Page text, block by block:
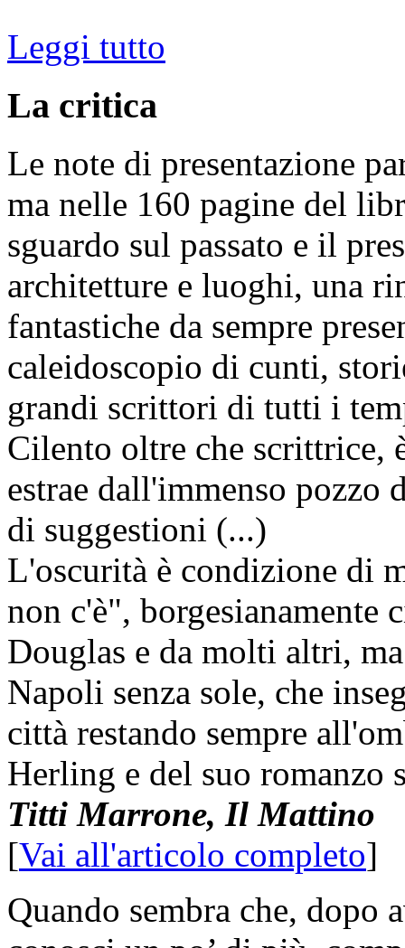
Leggi tutto
La critica
Le note di presentazione
ma nelle 160 pagine del
sguardo sul passato e il
architetture e luoghi, una
fantastiche da sempre
caleidoscopio di cunti,
grandi scrittori di tutti i
Cilento oltre che scrittrice,
estrae dall'immenso pozzo
di suggestioni (...)
L'oscurità è condizione di
non c'è", borgesianamente
Douglas e da molti altri,
Napoli senza sole, che
città restando sempre
Herling e del suo romanzo
Titti Marrone, Il Mattino
[Vai all'articolo completo]
Quando sembra che, dopo